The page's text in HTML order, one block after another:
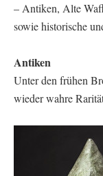
– Antiken, Alte
sowie historische
Antiken
Unter den frühen
wieder wahre